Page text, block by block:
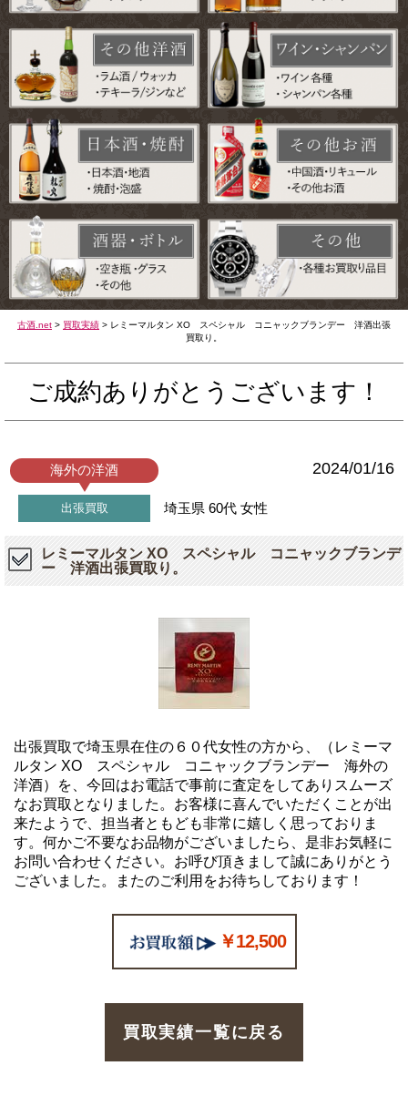
古酒.net > 買取実績 > レミーマルタン XO スペシャル コニャックブランデー 洋酒出張
買取り。
ご成約ありがとうございます！
海外の洋酒 2024/01/16
出張買取 埼玉県 60代 女性
レミーマルタン XO スペシャル コニャックブランデ
ー 洋酒出張買取り。
出張買取で埼玉県在住の６０代女性の方から、（レミーマ
ルタン XO スペシャル コニャックブランデー 海外の
洋酒）を、今回はお電話で事前に査定をしてありスムーズ
なお買取となりました。お客様に喜んでいただくことが出
来たようで、担当者ともども非常に嬉しく思っておりま
す。何かご不要なお品物がございましたら、是非お気軽に
お問い合わせください。お呼び頂きまして誠にありがとう
ございました。またのご利用をお待ちしております！
￥12,500
買取実績一覧に戻る